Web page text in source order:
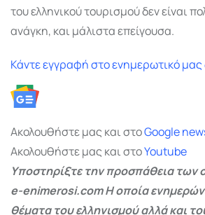
του ελληνικού τουρισμού δεν είναι
ανάγκη, και μάλιστα επείγουσα.
Κάντε εγγραφή στο ενημερωτικό μας
Ακολουθήστε μας και στοGoogle
Ακολουθήστε μας και στοYoutube
Υποστηρίξτε την προσπάθεια των
e-enimerosi.com Η οποία
θέματα του ελληνισμού αλλά και